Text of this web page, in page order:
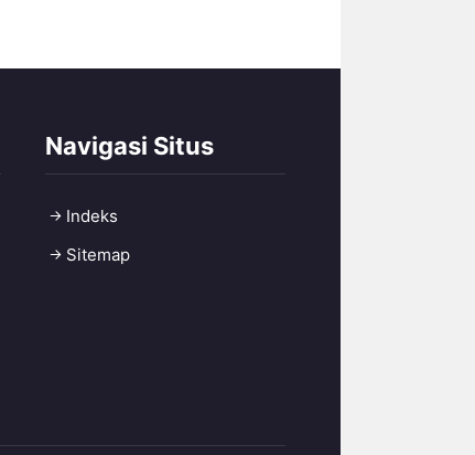
Navigasi Situs
Indeks
Sitemap